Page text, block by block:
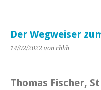
Der Wegweiser
14/02/2022 von rhhh
Thomas Fischer,